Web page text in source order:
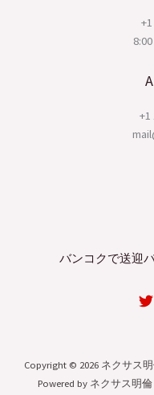
+1
バンコクで送迎
Copyright © 2026 ネクサス
Powered by ネクサス明